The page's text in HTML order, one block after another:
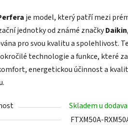
je model, který patří mezi
jednotky od známé značkyDaikin
pro svou kvalitu a spolehlivost.
technologie a funkce, které
energetickou účinnost a
Skladem u
FTXM50A-